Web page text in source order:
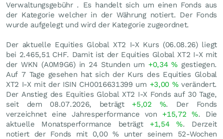
Verwaltungsgebühr . Es handelt sich um einen Fonds aus
der Kategorie welcher in der Währung notiert. Der Fonds
wurde aufgelegt und wird der Kategorie zugeordnet.
Der aktuelle Equities Global XT2 I-X Kurs (06.08.26) liegt
bei 2.465,51 CHF. Damit ist der Equities Global XT2 I-X mit
der WKN (A0M9G6) in 24 Stunden um +0,34% gestiegen.
Auf 7 Tage gesehen hat sich der Kurs des Equities Global
XT2 I-X mit der ISIN CH0016631399 um +3,00 %verändert.
Der Anstieg des Equities Global XT2 I-X Fonds auf 30 Tage,
seit dem 08.07.2026, beträgt +5,02 %. Der Fonds
verzeichnet eine Jahresperformance von +15,72%. Die
aktuelle Monatsperformance beträgt +1,54%. Derzeit
notiert der Fonds mit 0,00%unter seinem 52-Wochen